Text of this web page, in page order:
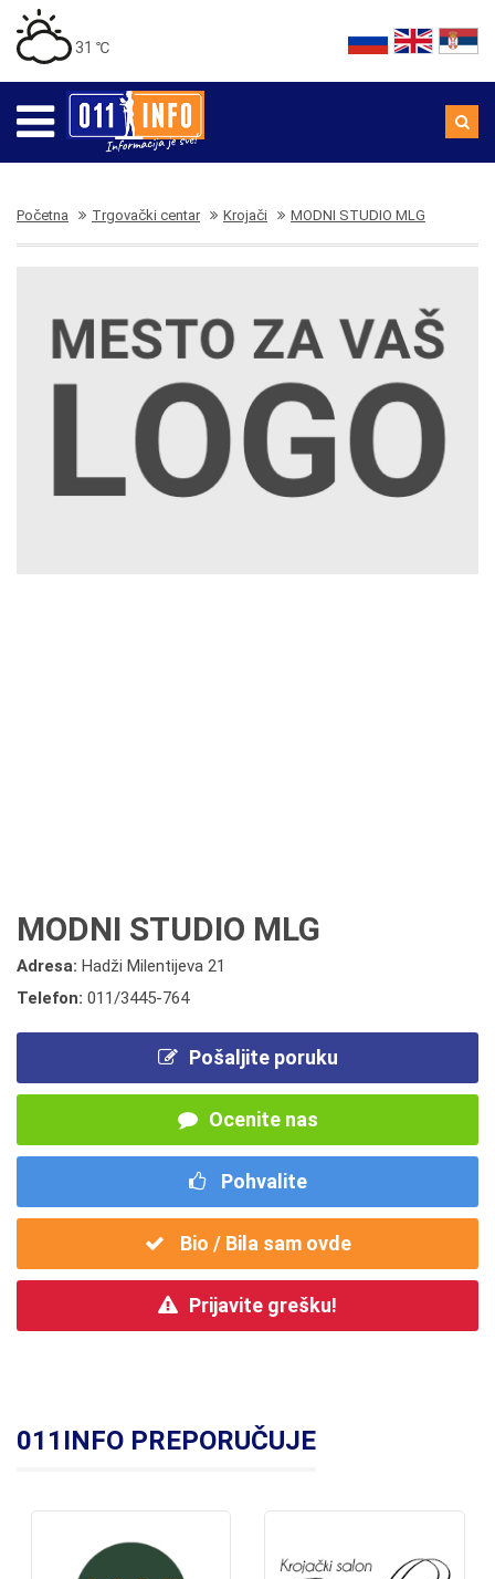
31 ℃
Početna Trgovački centar Krojači MODNI STUDIO MLG
MODNI STUDIO MLG
Adresa: Hadži Milentijeva 21
Telefon: 011/3445-764
Pošaljite poruku
Ocenite nas
Pohvalite
Bio / Bila sam ovde
Prijavite grešku!
011INFO PREPORUČUJE